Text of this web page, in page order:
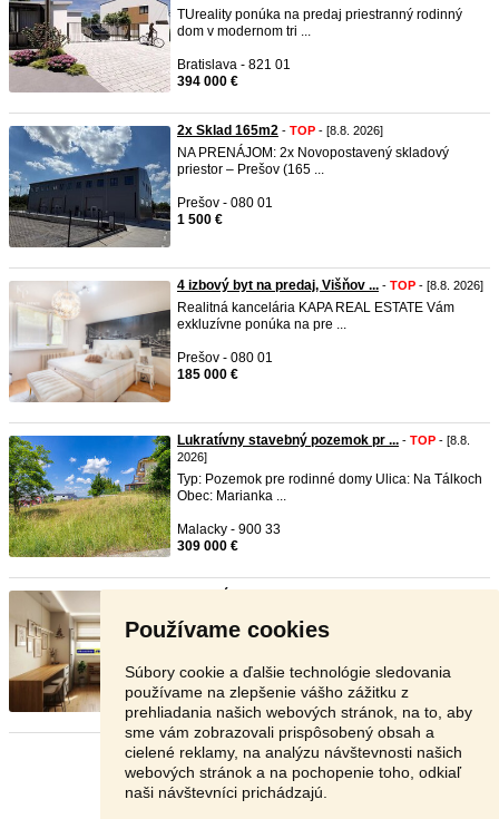
Používame cookies
Súbory cookie a ďalšie technológie sledovania
používame na zlepšenie vášho zážitku z
prehliadania našich webových stránok, na to, aby
sme vám zobrazovali prispôsobený obsah a
cielené reklamy, na analýzu návštevnosti našich
webových stránok a na pochopenie toho, odkiaľ
naši návštevníci prichádzajú.
TUreality ponúka na predaj priestranný rodinný
dom v modernom tri ...
Bratislava - 821 01
394 000 €
2x Sklad 165m2 - TOP - [8.8. 2026]
NA PRENÁJOM: 2x Novopostavený skladový
priestor – Prešov (165 ...
Prešov - 080 01
1 500 €
4 izbový byt na predaj, Višňov ... - TOP - [8.8. 2026]
Realitná kancelária KAPA REAL ESTATE Vám
exkluzívne ponúka na pre ...
Prešov - 080 01
185 000 €
Lukratívny stavebný pozemok pr ... - TOP - [8.8.
2026]
Typ: Pozemok pre rodinné domy Ulica: Na Tálkoch
Obec: Marianka ...
Malacky - 900 33
309 000 €
Ponúkame Vám 3 izbový byt na predaj Martin
Ľadoveň, tichá lokalit ...
Martin - 036 01
Stránka: 1 2 3 Ďalšia